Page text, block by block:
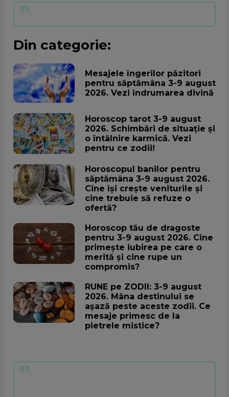
Din categorie:
Mesajele îngerilor păzitori
pentru săptămâna 3-9 august
2026. Vezi îndrumarea divină
Horoscop tarot 3-9 august
2026. Schimbări de situație și
o întâlnire karmică. Vezi
pentru ce zodii!
Horoscopul banilor pentru
săptămâna 3-9 august 2026.
Cine își crește veniturile și
cine trebuie să refuze o
ofertă?
Horoscop tău de dragoste
pentru 3-9 august 2026. Cine
primește iubirea pe care o
merită și cine rupe un
compromis?
RUNE pe ZODII: 3-9 august
2026. Mâna destinului se
așază peste aceste zodii. Ce
mesaje primesc de la
pietrele mistice?